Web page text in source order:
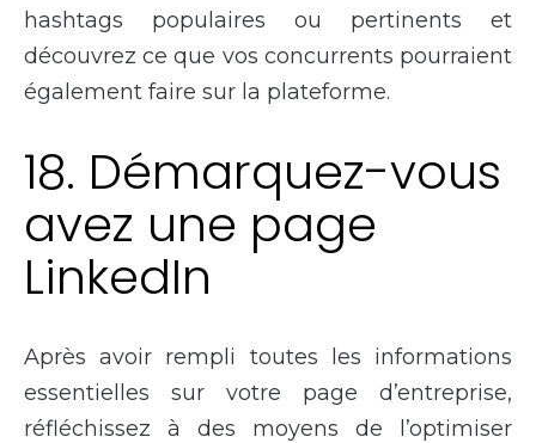
hashtags populaires ou pertinents et
découvrez ce que vos concurrents pourraient
également faire sur la plateforme.
18. Démarquez-vous
avez une page
LinkedIn
Après avoir rempli toutes les informations
essentielles sur votre page d’entreprise,
réfléchissez à des moyens de l’optimiser